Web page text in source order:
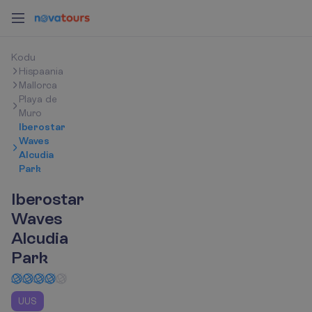
Kodu
Hispaania
Mallorca
Playa de
Muro
Iberostar
Waves
Alcudia
Park
Iberostar
Waves
Alcudia
Park
UUS